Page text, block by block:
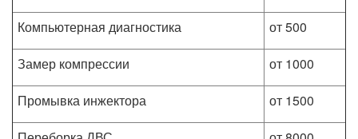
Компьютерная диагностика
от 500
Замер компрессии
от 1000
Промывка инжектора
от 1500